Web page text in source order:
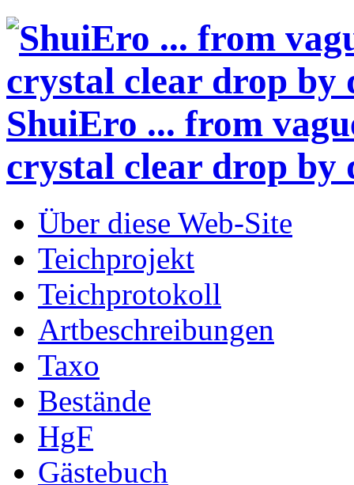
ShuiEro ... from
crystal clear drop by
Über diese Web-Site
Teichprojekt
Teichprotokoll
Artbeschreibungen
Taxo
Bestände
HgF
Gästebuch